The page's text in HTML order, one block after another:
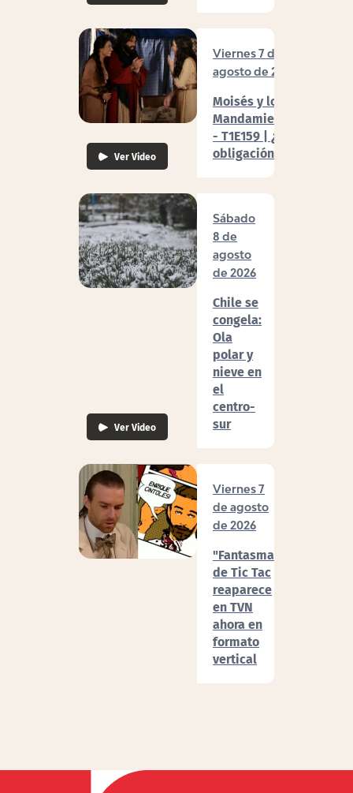
Ver Video
Viernes 7 de
agosto de 2026
Moisés y los 10
Mandamientos
- T1E159 | ¿Por
obligación?
Ver Video
Sábado
8 de
agosto
de 2026
Chile se
congela:
Ola
polar y
nieve en
el
centro-
sur
Viernes 7
de agosto
de 2026
"Fantasma"
de Tic Tac
reaparece
en TVN
ahora en
formato
vertical